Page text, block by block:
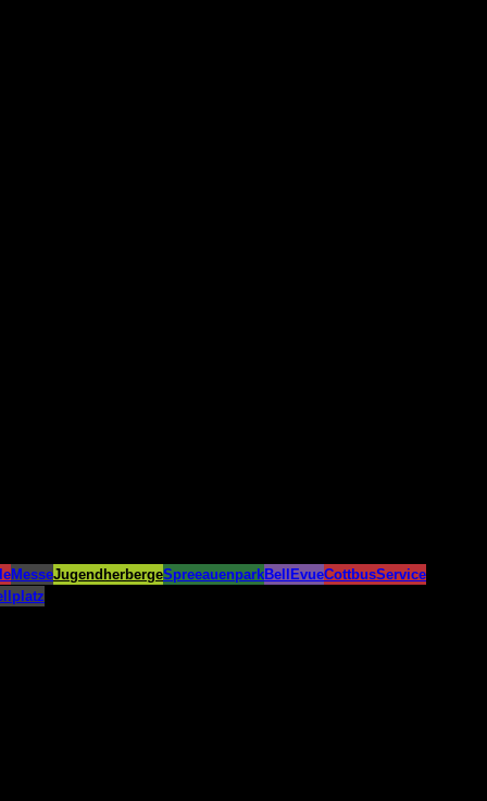
MesseJugendherbergeSpreeauenparkBellEvueCottbusService